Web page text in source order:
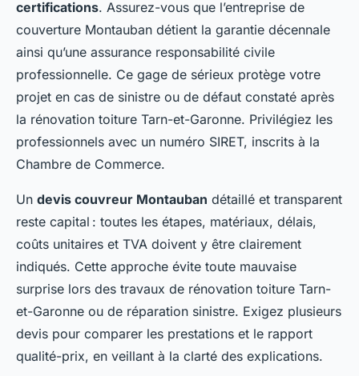
certifications. Assurez-vous que l’entreprise de
couverture Montauban détient la garantie décennale
ainsi qu’une assurance responsabilité civile
professionnelle. Ce gage de sérieux protège votre
projet en cas de sinistre ou de défaut constaté après
la rénovation toiture Tarn-et-Garonne. Privilégiez les
professionnels avec un numéro SIRET, inscrits à la
Chambre de Commerce.
Un devis couvreur Montauban détaillé et transparent
reste capital : toutes les étapes, matériaux, délais,
coûts unitaires et TVA doivent y être clairement
indiqués. Cette approche évite toute mauvaise
surprise lors des travaux de rénovation toiture Tarn-
et-Garonne ou de réparation sinistre. Exigez plusieurs
devis pour comparer les prestations et le rapport
qualité-prix, en veillant à la clarté des explications.